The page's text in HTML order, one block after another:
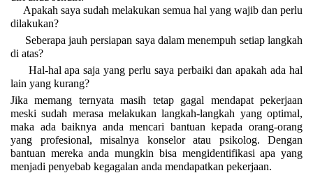
Apakah saya sudah melakukan semua hal yang wajib dan perlu
dilakukan?
Seberapa jauh persiapan saya dalam menempuh setiap langkah
di atas?
Hal-hal apa saja yang perlu saya perbaiki dan apakah ada hal
lain yang kurang?
Jika memang ternyata masih tetap gagal mendapat pekerjaan
meski sudah merasa melakukan langkah-langkah yang optimal,
maka ada baiknya anda mencari bantuan kepada orang-orang
yang profesional, misalnya konselor atau psikolog. Dengan
bantuan mereka anda mungkin bisa mengidentifikasi apa yang
menjadi penyebab kegagalan anda mendapatkan pekerjaan.